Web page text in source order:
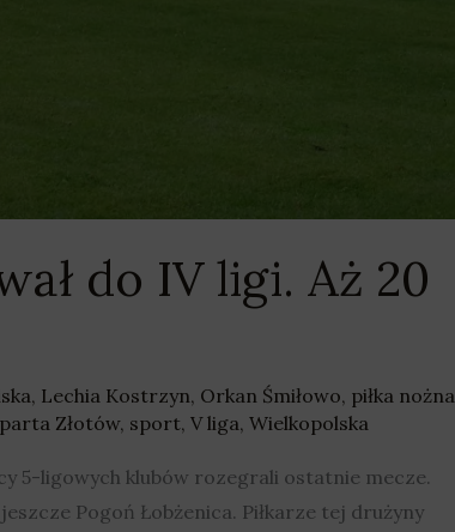
do IV ligi. Aż 20
, Lechia Kostrzyn, Orkan Śmiłowo, piłka nożna
Złotów, sport, V liga, Wielkopolska
5-ligowych klubów rozegrali ostatnie mecze.
Pogoń Łobżenica. Piłkarze tej drużyny